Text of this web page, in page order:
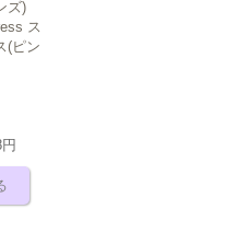
ズ)
ス
(ピン